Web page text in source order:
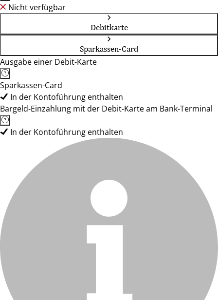
Nicht verfügbar
Debitkarte
Sparkassen-Card
Ausgabe einer Debit-Karte
Sparkassen-Card
In der Kontoführung enthalten
Bargeld-Einzahlung mit der Debit-Karte am Bank-Terminal
In der Kontoführung enthalten